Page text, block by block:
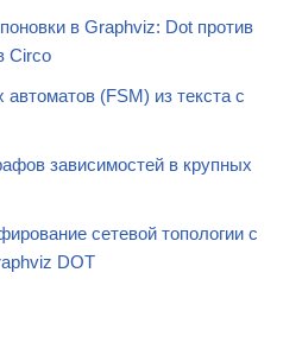
в Graphviz: Dot против
Circo
(FSM) из текста с
зависимостей в крупных
сетевой топологии с
DOT